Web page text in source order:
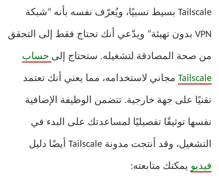
Tailscale بسيط نسبيًا، ويُعرّف نفسه بأنه “شبكة
VPN بدون تهيئة” ويدّعي أنك تحتاج فقط إلى التحقق
من صحة المصادقة لتشغيله. ستحتاج إلى حساب
Tailscale مجاني لاستخدامه، مما يعني أنك تعتمد
تقنيًا على جهة خارجية. تتضمن الوظيفة الإضافية
نفسها توثيقًا تفصيليًا لمساعدتك على البدء في
التشغيل، وقد أنتجت مدونة Tailscale أيضًا دليل
فيديو يمكنك متابعته: